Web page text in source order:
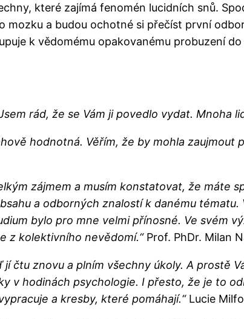
které zajímá fenomén lucidních snů.
mozku a budou ochotné si přečíst první
k vědomému opakovanému probuzení
rád, že se Vám ji povedlo vydat. Mnoha
hodnotná. Věřím, že by mohla
zájmem a musím konstatovat, že máte
a odborných znalostí k danému
bylo pro mne velmi přínosné. Ve svém
z kolektivního nevědomí.“ Prof. PhDr. Milan
čtu znovu a plním všechny úkoly. A prostě
v hodinách psychologie. I přesto, že je to
a kresby, které pomáhají.“ Lucie